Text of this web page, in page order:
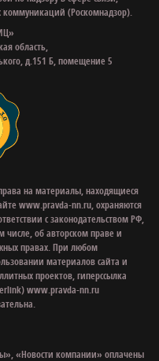
(Роскомнадзор).
область,
д.151 Б, помещение 5
на материалы, находящиеся
www.pravda-nn.ru, охраняются
с законодательством РФ,
числе, об авторском праве и
правах. При любом
материалов сайта и
проектов, гиперссылка
www.pravda-nn.ru
«Новости компании» оплачены